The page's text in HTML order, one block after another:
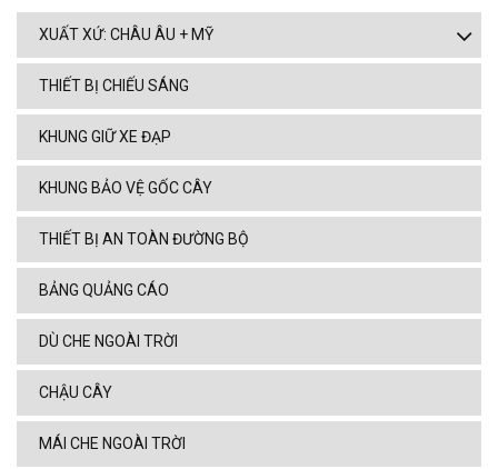
XUẤT XỨ: CHÂU ÂU + MỸ
THIẾT BỊ CHIẾU SÁNG
KHUNG GIỮ XE ĐẠP
KHUNG BẢO VỆ GỐC CÂY
THIẾT BỊ AN TOÀN ĐƯỜNG BỘ
BẢNG QUẢNG CÁO
DÙ CHE NGOÀI TRỜI
CHẬU CÂY
MÁI CHE NGOÀI TRỜI